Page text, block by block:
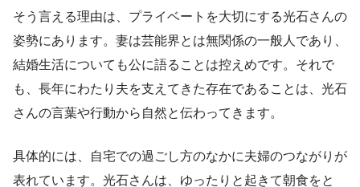
そう言える理由は、プライベートを大切にする光石さんの
姿勢にあります。妻は芸能界とは無関係の一般人であり、
結婚生活についても公に語ることは控えめです。それで
も、長年にわたり夫を支えてきた存在であることは、光石
さんの言葉や行動から自然と伝わってきます。
具体的には、自宅での過ごし方のなかに夫婦のつながりが
表れています。光石さんは、ゆったりと起きて朝食をと